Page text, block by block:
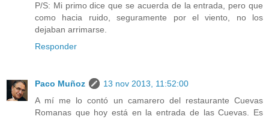
P/S: Mi primo dice que se acuerda de la entrada, pero que
como hacia ruido, seguramente por el viento, no los
dejaban arrimarse.
Responder
Paco Muñoz
13 nov 2013, 11:52:00
A mí me lo contó un camarero del restaurante Cuevas
Romanas que hoy está en la entrada de las Cuevas. Es